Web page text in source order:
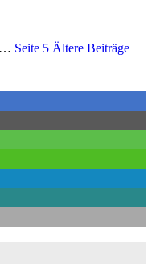
… Seite 5 Ältere Beiträge